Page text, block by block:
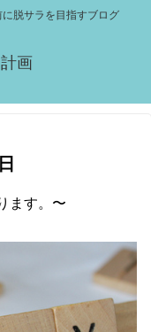
脱サラを目指すブログ
画
ます。〜